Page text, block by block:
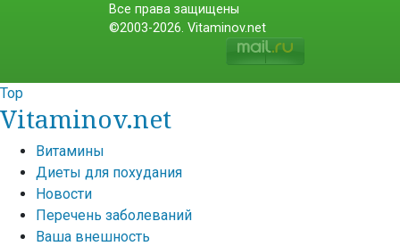
Все права защищены
©2003-2026. Vitaminov.net
Top
Vitaminov.net
Витамины
Диеты для похудания
Новости
Перечень заболеваний
Ваша внешность